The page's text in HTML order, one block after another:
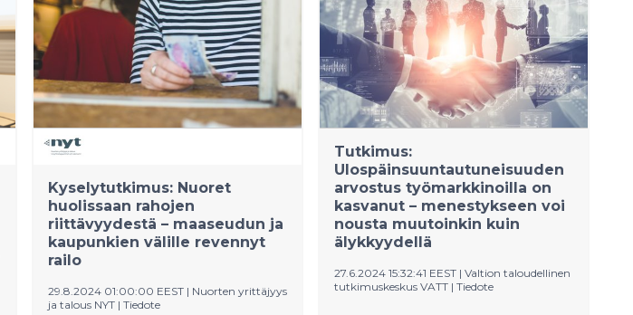
Kyselytutkimus: Nuoret
huolissaan rahojen
riittävyydestä – maaseudun ja
kaupunkien välille revennyt
railo
29.8.2024 01:00:00 EEST | Nuorten yrittäjyys
ja talous NYT | Tiedote
Tutkimus:
Ulospäinsuuntautuneisuuden
arvostus työmarkkinoilla on
kasvanut – menestykseen voi
nousta muutoinkin kuin
älykkyydellä
27.6.2024 15:32:41 EEST | Valtion taloudellinen
tutkimuskeskus VATT | Tiedote